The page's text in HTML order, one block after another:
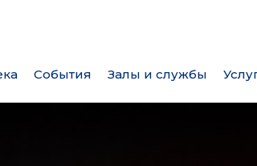
События Залы и службы